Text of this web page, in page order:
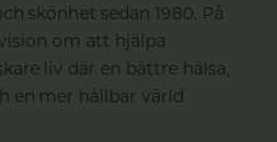
skönhet sedan 1980. På
om att hjälpa
liv där en bättre hälsa,
en mer hållbar värld